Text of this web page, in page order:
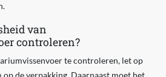
van
controleren?
te controleren, let op